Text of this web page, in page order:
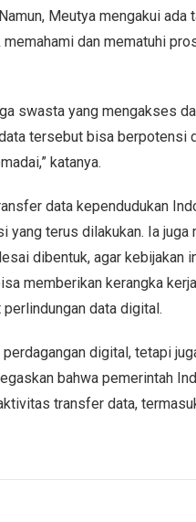
Meutya mengakui ada
dan mematuhi
swasta yang mengakses
tersebut bisa berpotensi
katanya.
data kependudukan
yang terus dilakukan. Ia juga
dibentuk, agar kebijakan
memberikan kerangka
data digital.
digital, tetapi
bahwa pemerintah
transfer data,